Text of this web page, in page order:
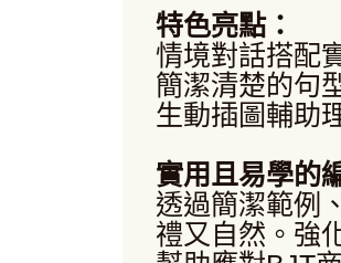
特色亮點：
情境對話搭配
簡潔清楚的句
生動插圖輔助
實用且易學的
透過簡潔範例
禮又自然。強